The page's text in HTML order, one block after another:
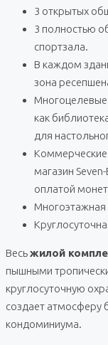
3 открытых
3 полностью
спортзала.
В каждом
зона
как
для
Коммерческие
магазин
оплатой
Многоэтажная
Весьжилой
пышными
круглосуточную
создает атмосферу
кондоминиума.